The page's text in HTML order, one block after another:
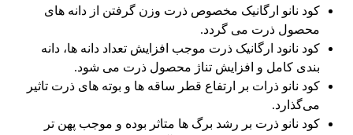
کود نانو ارگانیک مخصوص ذرت وزن گرفتن از دانه های
محصول ذرت می گردد.
کود نانود ارگانیک ذرت موجب افزایش تعداد دانه ها، دانه
بندی کامل و افزایش تناژ محصول ذرت می شود.
کود نانو ذرات بر ارتفاع قطر ساقه ها و بوته های ذرت تاثیر
می‌گذارد.
کود نانو ذرت بر رشد برگ ها متاثر بوده و موجب پهن تر